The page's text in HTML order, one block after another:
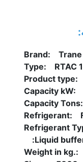
Brand:    Trane
Type:    RTAC
Product type:
Capacity kW:
Capacity Tons:
Refrigerant:
Refrigerant
Liquid
Weight in kg.: